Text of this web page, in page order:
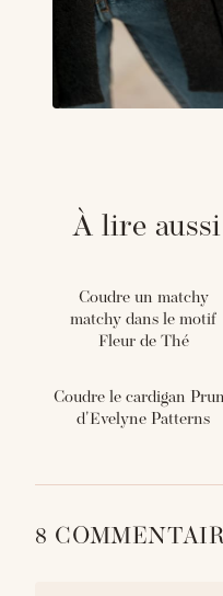
À lire
Coudre un matchy
matchy dans le motif
Fleur de Thé
Coudre le cardigan
d'Evelyne Patterns
8